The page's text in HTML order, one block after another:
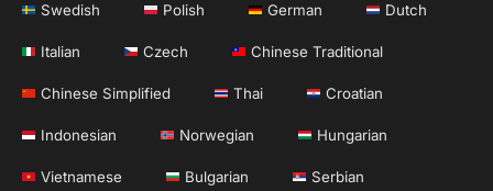
Swedish Polish German Dutch
Italian Czech Chinese Traditional
Chinese Simplified Thai Croatian
Indonesian Norwegian Hungarian
Vietnamese Bulgarian Serbian